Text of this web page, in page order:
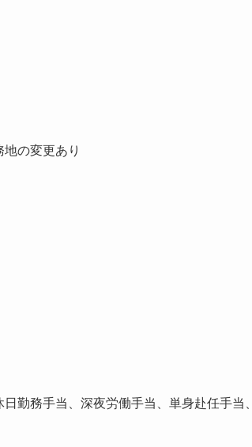
の変更あり
務手当、深夜労働手当、単身赴任手当、